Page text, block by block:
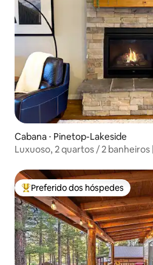
Cabana ⋅ Pinetop-Lakeside
Luxuoso, 2 quartos / 2 banheiros
Entre os melhores preferidos
Preferido dos hóspedes